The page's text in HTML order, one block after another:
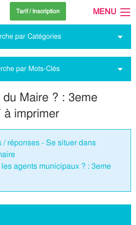
Tarif / Inscription MENU
par Catégories
par Mots-Clés
Maire ? : 3eme
à imprimer
/ réponses - Se situer dans
agents municipaux ? : 3eme